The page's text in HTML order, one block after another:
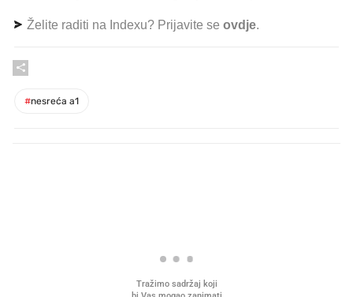
Želite raditi na Indexu? Prijavite se ovdje.
#nesreća a1